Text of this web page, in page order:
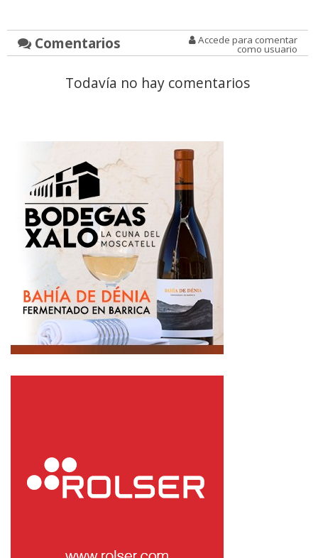
Comentarios Accede para comentar
como usuario
Todavía no hay comentarios